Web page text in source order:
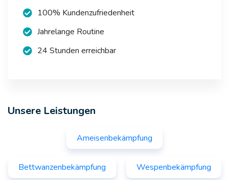
100% Kundenzufriedenheit
Jahrelange Routine
24 Stunden erreichbar
Unsere Leistungen
Ameisenbekämpfung
Bettwanzenbekämpfung Wespenbekämpfung